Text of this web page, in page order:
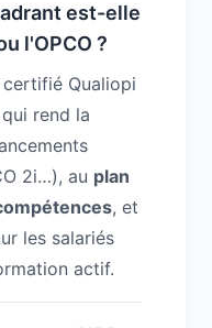
est-elle
l'OPCO ?
Qualiopi
rend la
2i…), au plan
, et
les salariés
actif.